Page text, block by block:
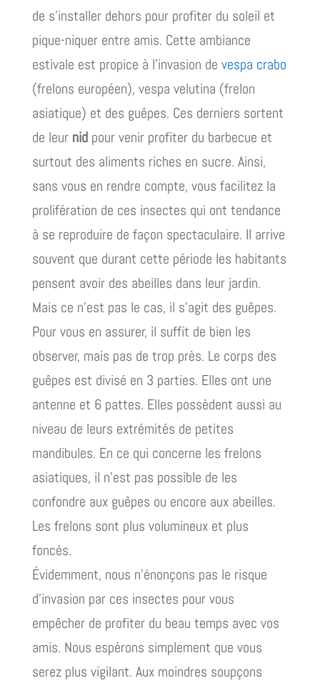
de s’installer dehors pour profiter du soleil et
pique-niquer entre amis. Cette ambiance
estivale est propice à l’invasion de vespa crabo
(frelons européen), vespa velutina (frelon
asiatique) et des guêpes. Ces derniers sortent
de leur nidpour venir profiter du barbecue et
surtout des aliments riches en sucre. Ainsi,
sans vous en rendre compte, vous facilitez la
prolifération de ces insectes qui ont tendance
à se reproduire de façon spectaculaire. Il arrive
souvent que durant cette période les habitants
pensent avoir des abeilles dans leur jardin.
Mais ce n’est pas le cas, il s’agit des guêpes.
Pour vous en assurer, il suffit de bien les
observer, mais pas de trop près. Le corps des
guêpes est divisé en 3 parties. Elles ont une
antenne et 6 pattes. Elles possèdent aussi au
niveau de leurs extrémités de petites
mandibules. En ce qui concerne les frelons
asiatiques, il n’est pas possible de les
confondre aux guêpes ou encore aux abeilles.
Les frelons sont plus volumineux et plus
foncés.
Évidemment, nous n’énonçons pas le risque
d’invasion par ces insectes pour vous
empêcher de profiter du beau temps avec vos
amis. Nous espérons simplement que vous
serez plus vigilant. Aux moindres soupçons